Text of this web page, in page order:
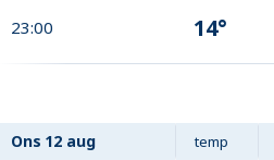
23:00 14°
Ons 12 aug temp